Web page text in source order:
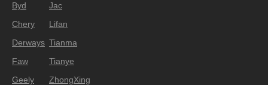
Byd
Chery
Derways
Faw
Geely
Jac
Lifan
Tianma
Tianye
ZhongXing